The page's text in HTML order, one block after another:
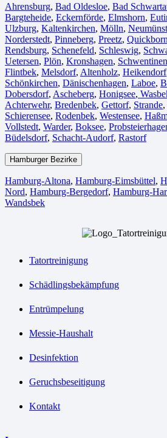
Ahrensburg, Bad Oldesloe, Bad
Bargteheide, Eckernförde, Elmshorn,
Ulzburg, Kaltenkirchen, Mölln,
Norderstedt, Pinneberg, Preetz, Quickborn
Rendsburg, Schenefeld, Schleswig,
Uetersen, Plön, Kronshagen,
Flintbek, Melsdorf, Altenholz, Heikendorf
Schönkirchen, Dänischenhagen, Laboe,
Dobersdorf, Ascheberg, Honigsee,
Achterwehr, Bredenbek, Gettorf, Strande,
Schierensee, Rodenbek, Westensee,
Vollstedt, Warder, Boksee,
Büdelsdorf, Schacht-Audorf, Rastorf
Hamburger Bezirke
Hamburg-Altona, Hamburg-Eimsbüttel,
Nord, Hamburg-Bergedorf, Hamburg-
Wandsbek
Tatortreinigung
Schädlingsbekämpfung
Entrümpelung
Messie-Haushalt
Desinfektion
Geruchsbeseitigung
Kontakt